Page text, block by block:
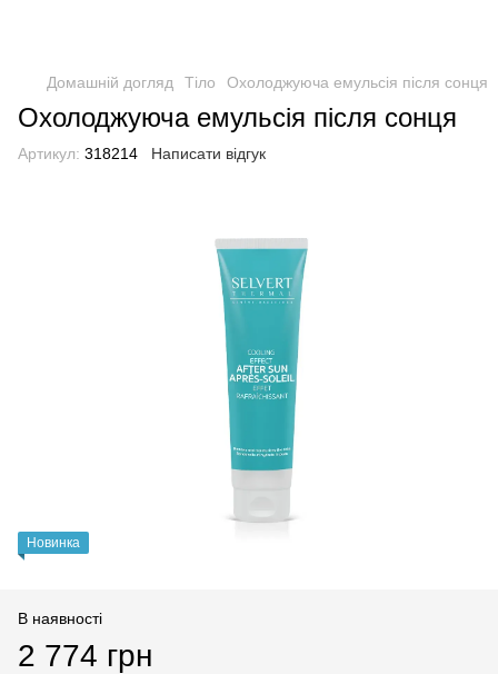
Домашній догляд Тіло Охолоджуюча емульсія після сонця
Охолоджуюча емульсія після сонця
Артикул: 318214 Написати відгук
Новинка
В наявності
2 774 грн